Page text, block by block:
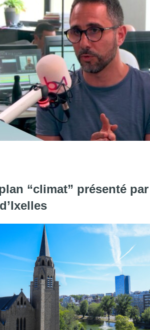
l'article "ULB, VUB et Sibelga unissent
“climat” présenté par